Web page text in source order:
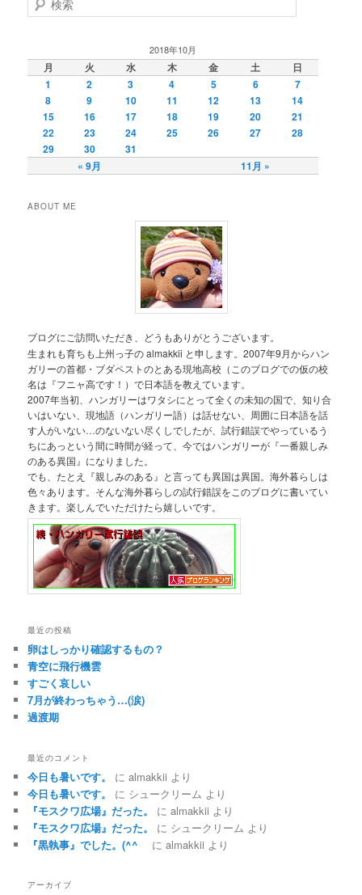
索
2018年10月
月 火 水 木 金 土 日
« 9月 11月 »
1 2 3 4 5 6
7
8
9 10 11 12 13
14
15
16 17 18 19 20
21
22
23 24 25 26 27
28
29
30 31
ABOUT ME
ブログにご訪問いただき、どうもありがとうございます。
生まれも育ちも上州っ子の almakkii と申します。2007年9月からハン
ガリーの首都・ブダペストのとある現地高校（このブログでの仮の校
名は『フニャ高です！）で日本語を教えています。
2007年当初、ハンガリーはワタシにとって全くの未知の国で、知り合
いはいない、現地語（ハンガリー語）は話せない、周囲に日本語を話
す人がいない…のないない尽くしでしたが、試行錯誤でやっているう
ちにあっという間に時間が経って、今ではハンガリーが『一番親しみ
のある異国』になりました。
でも、たとえ『親しみのある』と言っても異国は異国。海外暮らしは
色々あります。そんな海外暮らしの試行錯誤をこのブログに書いてい
きます。楽しんでいただけたら嬉しいです。
最近の投稿
卵はしっかり確認するもの？
青空に飛行機雲
すごく哀しい
7月が終わっちゃう…(涙)
過渡期
最近のコメント
今日も暑いです。 にalmakkii より
今日も暑いです。
に シュークリーム より
『モスクワ広場』だった。
にalmakkii より
『モスクワ広場』だった。
に シュークリーム より
『黒執事』でした。(^^ゞ
にalmakkii より
アーカイブ